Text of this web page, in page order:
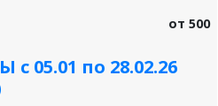
от 500
05.01 по 28.02.26